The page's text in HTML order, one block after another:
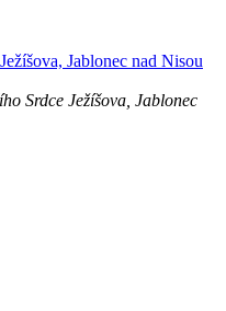
Jablonec nad Nisou
Srdce Ježíšova, Jablonec